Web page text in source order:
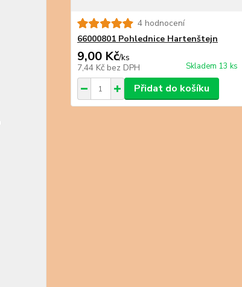
4 hodnocení
66000801 Pohlednice Hartenštejn
9,00 Kč/ks
7,44 Kč bez DPH Skladem 13 ks
Přidat do košíku